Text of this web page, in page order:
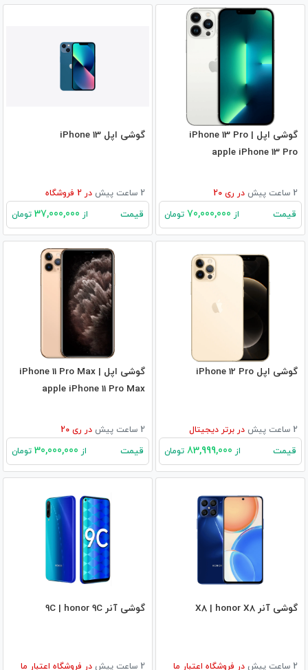
گوشی اپل iPhone 13 Pro |
apple iPhone 13 Pro
2 ساعت پیش در ری 20
قیمت از تومان
گوشی اپل iPhone 13
2 ساعت پیش در فروشگاه
قیمت از تومان
گوشی اپل iPhone 12 Pro
2 ساعت پیش در برتر دیجیتال
قیمت از تومان
گوشی اپل iPhone 11 Pro Max |
apple iPhone 11 Pro Max
2 ساعت پیش در ری 20
قیمت از تومان
گوشی آنر X8 | honor X8
2 ساعت پیش در فروشگاه اعتبار ما
گوشی آنر 9C | honor 9C
2 ساعت پیش در فروشگاه اعتبار ما